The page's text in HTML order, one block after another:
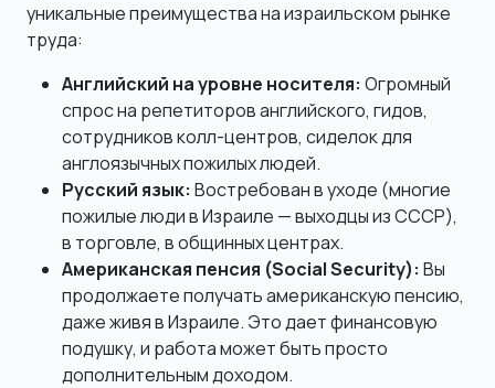
уникальные преимущества на израильском рынке
труда:
Английский на уровне носителя: Огромный
спрос на репетиторов английского, гидов,
сотрудников колл-центров, сиделок для
англоязычных пожилых людей.
Русский язык: Востребован в уходе (многие
пожилые люди в Израиле — выходцы из СССР),
в торговле, в общинных центрах.
Американская пенсия (Social Security): Вы
продолжаете получать американскую пенсию,
даже живя в Израиле. Это дает финансовую
подушку, и работа может быть просто
дополнительным доходом.